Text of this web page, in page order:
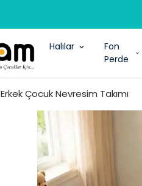
Halılar
Fon
Perde
Erkek Çocuk Nevresim Takımı